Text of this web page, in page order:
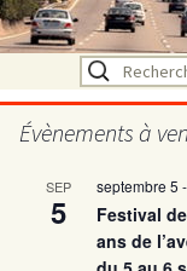
Rechercher :
Évènements à
SEP
5
septembre 5 -
Festival
ans de